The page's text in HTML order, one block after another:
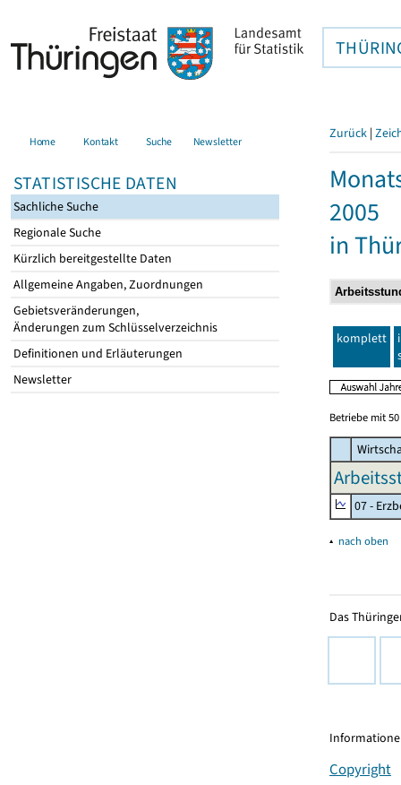
Home Kontakt Suche Newsletter
STATISTISCHE DATEN
Sachliche Suche
Regionale Suche
Kürzlich bereitgestellte Daten
Allgemeine Angaben, Zuordnungen
Gebietsveränderungen,
Änderungen zum Schlüsselverzeichnis
Definitionen und Erläuterungen
Newsletter
Zurück |
2005
in
komplett
Betriebe mit
07 -
▴ nach oben
Das
Copyright